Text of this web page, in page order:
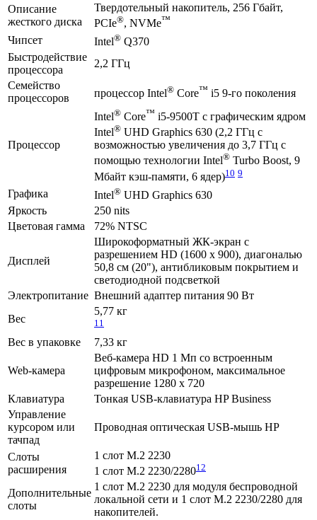
Описание
жесткого диска
Твердотельный накопитель, 256 Гбайт,
PCIe®, NVMe™
Чипсет Intel® Q370
Быстродействие
процессора
2,2 ГГц
Семейство
процессоров
процессор Intel® Core™ i5 9-го поколения
Процессор
Intel® Core™ i5-9500T с графическим ядром
Intel® UHD Graphics 630 (2,2 ГГц с
возможностью увеличения до 3,7 ГГц с
помощью технологии Intel® Turbo Boost, 9
Мбайт кэш-памяти, 6 ядер)10 9
Графика Intel® UHD Graphics 630
Яркость
250 nits
Цветовая гамма
72% NTSC
Дисплей
Широкоформатный ЖК-экран с
разрешением HD (1600 x 900), диагональю
50,8 см (20"), антибликовым покрытием и
светодиодной подсветкой
Электропитание Внешний адаптер питания 90 Вт
Вес
5,77 кг
11
Вес в упаковке 7,33 кг
Web-камера
Веб-камера HD 1 Мп со встроенным
цифровым микрофоном, максимальное
разрешение 1280 x 720
Клавиатура
Тонкая USB-клавиатура HP Business
Управление
курсором или
тачпад
Проводная оптическая USB-мышь HP
Слоты
расширения
1 слот M.2 2230
1 слот M.2 2230/228012
Дополнительные
слоты
1 слот M.2 2230 для модуля беспроводной
локальной сети и 1 слот M.2 2230/2280 для
накопителей.